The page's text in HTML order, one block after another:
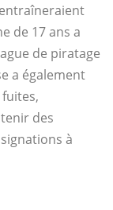
de 17 ans a
de piratage
a également
fuites,
des
à